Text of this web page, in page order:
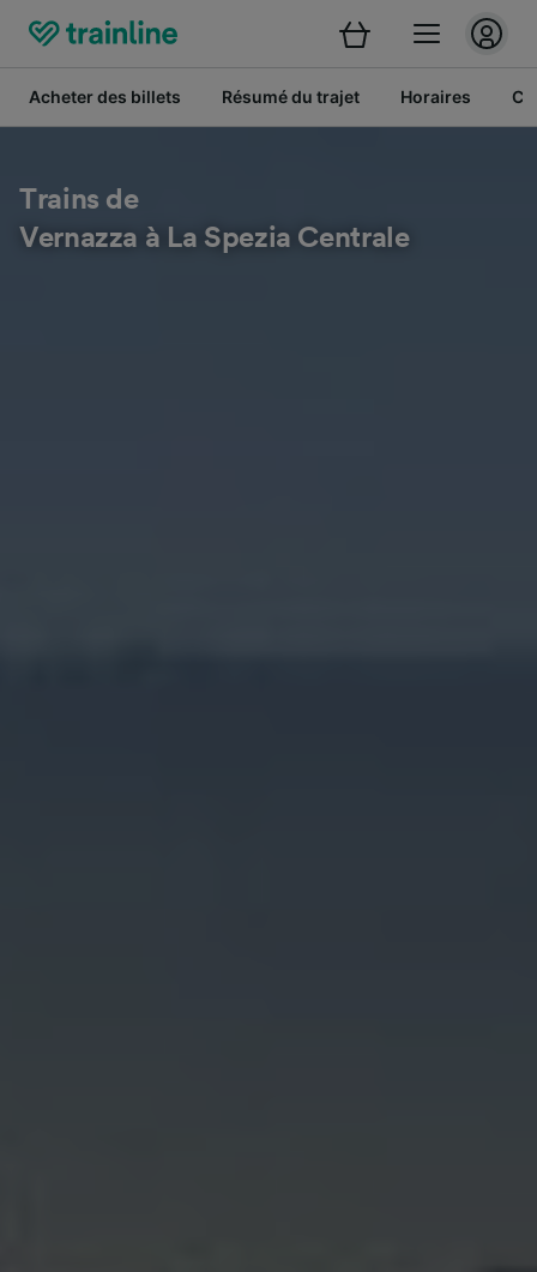
Acheter des billets Résumé du trajet Horaires
Trains de
Vernazza à La Spezia Centrale